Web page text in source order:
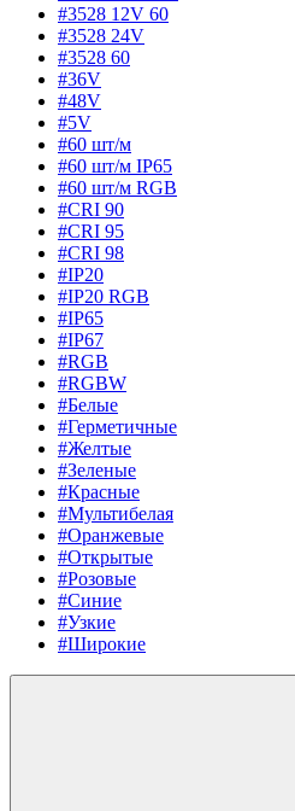
#3528 12V 60
#3528 24V
#3528 60
#36V
#48V
#5V
#60 шт/м
#60 шт/м IP65
#60 шт/м RGB
#CRI 90
#CRI 95
#CRI 98
#IP20
#IP20 RGB
#IP65
#IP67
#RGB
#RGBW
#Белые
#Герметичные
#Желтые
#Зеленые
#Красные
#Мультибелая
#Оранжевые
#Открытые
#Розовые
#Синие
#Узкие
#Широкие